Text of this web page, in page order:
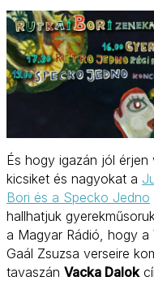
És hogy igazán jól
kicsiket és nagyokat a
Bori és a Specko Jedno
hallhatjuk
a Magyar Rádió, hogy a
Gaál Zsuzsa verseire
tavaszán Vacka Dalok